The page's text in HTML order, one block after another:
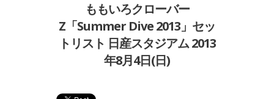
ももいろクローバー
Z「Summer Dive 2013」セッ
トリスト 日産スタジアム 2013
年8月4日(日)